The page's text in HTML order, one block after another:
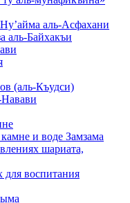
аль-Асфахани
аль-Байхакъи
(аль-Къудси)
и воде Замзама
шариата,
для воспитания